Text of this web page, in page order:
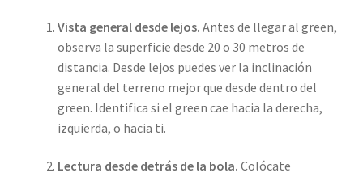
Vista general desde lejos. Antes de llegar al green,
observa la superficie desde 20 o 30 metros de
distancia. Desde lejos puedes ver la inclinación
general del terreno mejor que desde dentro del
green. Identifica si el green cae hacia la derecha,
izquierda, o hacia ti.
Lectura desde detrás de la bola. Colócate